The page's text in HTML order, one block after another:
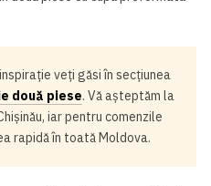
veți găsi în secțiunea
două piese. Vă așteptăm la
iar pentru comenzile
rapidă în toată Moldova.